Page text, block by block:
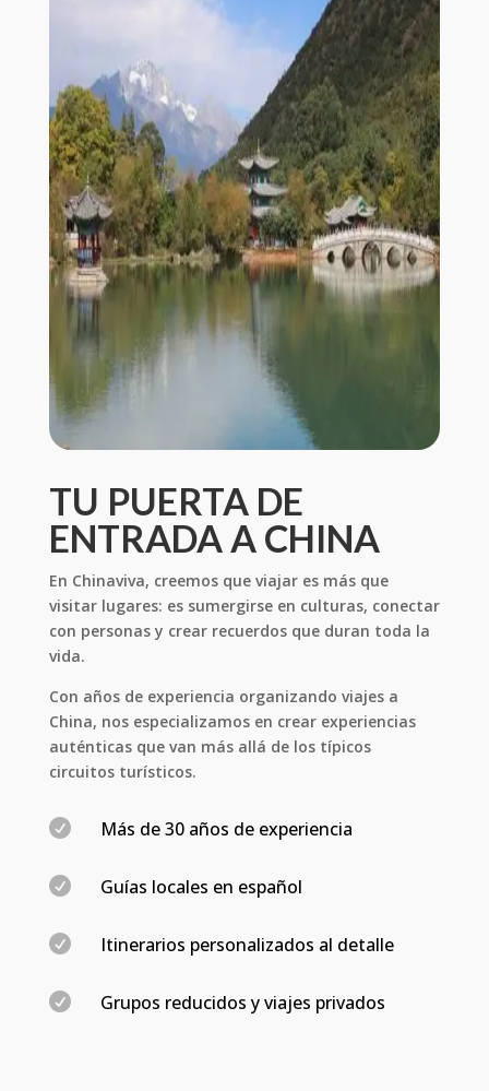
TU PUERTA DE
ENTRADA A CHINA
En Chinaviva, creemos que viajar es más que
visitar lugares: es sumergirse en culturas, conectar
con personas y crear recuerdos que duran toda la
vida.
Con años de experiencia organizando viajes a
China, nos especializamos en crear experiencias
auténticas que van más allá de los típicos
circuitos turísticos.
 Más de 30 años de experiencia
 Guías locales en español
 Itinerarios personalizados al detalle
 Grupos reducidos y viajes privados